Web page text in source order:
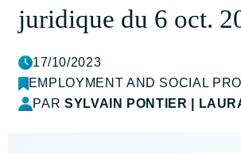
juridique du 6 oct.
17/10/2023
EMPLOYMENT AND SOCIAL
PARSYLVAIN PONTIER